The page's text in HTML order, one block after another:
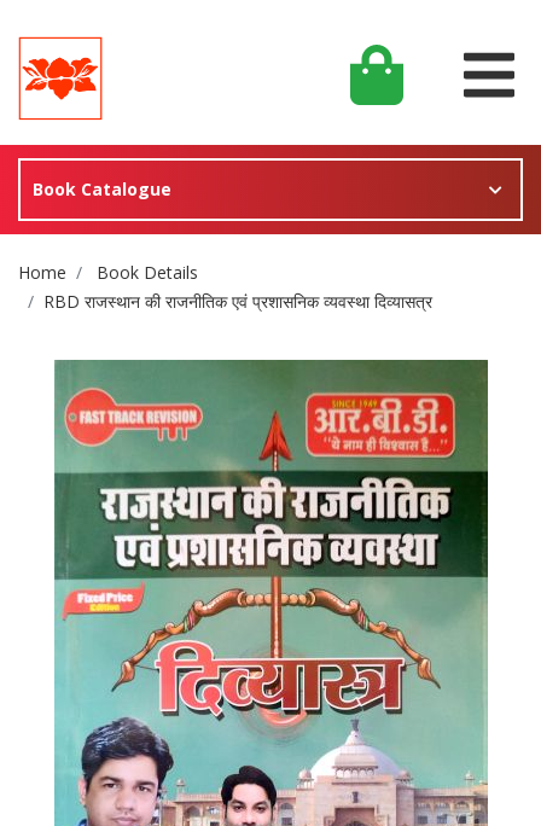
Book Catalogue
Site Breadcrumb
Home
Book Details
RBD राजस्थान की राजनीतिक एवं प्रशासनिक व्यवस्था दिव्यासत्र